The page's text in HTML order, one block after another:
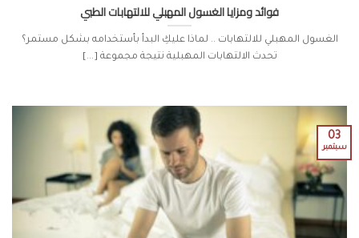
فوائد ومزايا الغسول المهبلي للالتهابات الطبي
الغسول المهبلي للالتهابات .. لماذا عليكِ البدأ بأستخدامه بشكل مستمر؟
تحدث الالتهابات المهبلية نتيجة مجموعة [...]
03
سبتمبر